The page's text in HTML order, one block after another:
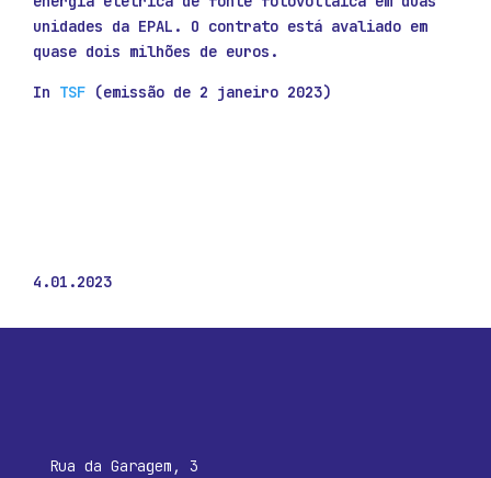
unidades da EPAL. O contrato está avaliado em
quase dois milhões de euros.
In TSF (emissão de 2 janeiro 2023)
4.01.2023
Rua da Garagem, 3